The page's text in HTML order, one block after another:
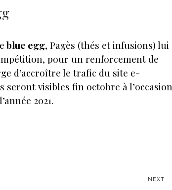
blue egg, Pagès (thés et infusions) lui
pour un renforcement de
d’accroître le trafic du site e-
seront visibles fin octobre à l’occasion
2021.
NEXT